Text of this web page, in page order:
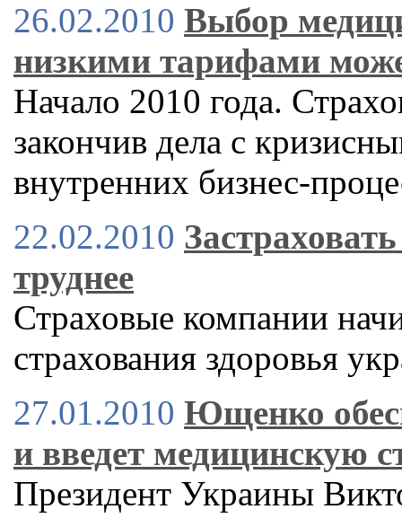
26.02.2010 Выбор
низкими тарифами
Начало 2010 года.
закончив дела с
внутренних бизнес-
22.02.2010
труднее
Страховые компании
страхования здоровья
27.01.2010 Ющенко
и введет медицинскую
Президент Украины